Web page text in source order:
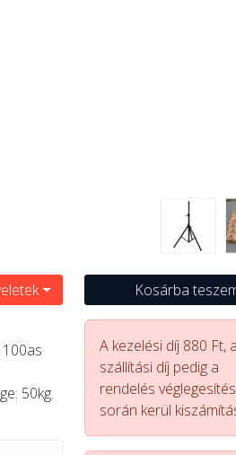
50kg.
Kosárba
A kezelési díj 880 Ft, a
szállítási díj pedig a
rendelés
során kerül